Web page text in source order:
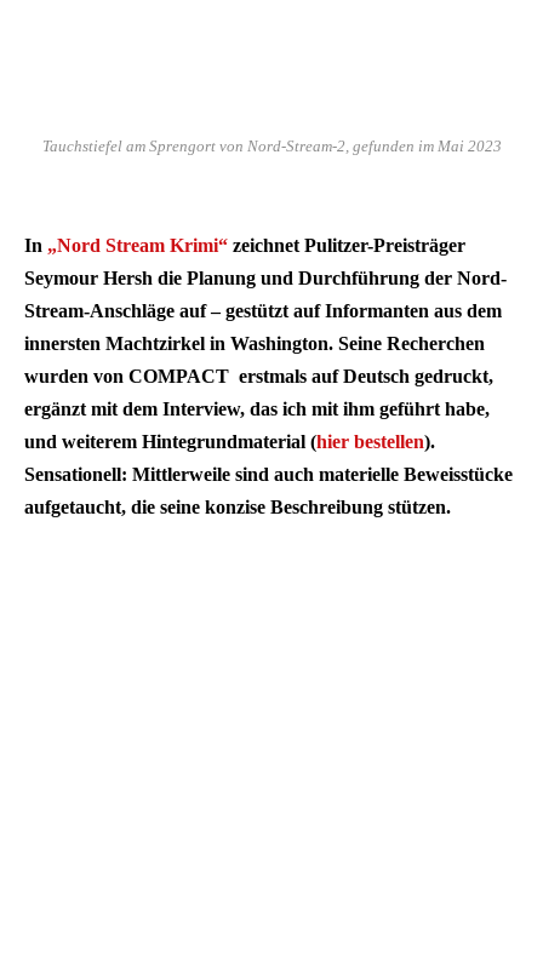
Tauchstiefel am Sprengort von Nord-Stream-2, gefunden im Mai 2023
In „Nord Stream Krimi“ zeichnet Pulitzer-Preisträger
Seymour Hersh die Planung und Durchführung der Nord-
Stream-Anschläge auf – gestützt auf Informanten aus dem
innersten Machtzirkel in Washington. Seine Recherchen
wurden von COMPACT erstmals auf Deutsch gedruckt,
ergänzt mit dem Interview, das ich mit ihm geführt habe,
und weiterem Hintegrundmaterial (hier bestellen).
Sensationell: Mittlerweile sind auch materielle Beweisstücke
aufgetaucht, die seine konzise Beschreibung stützen.